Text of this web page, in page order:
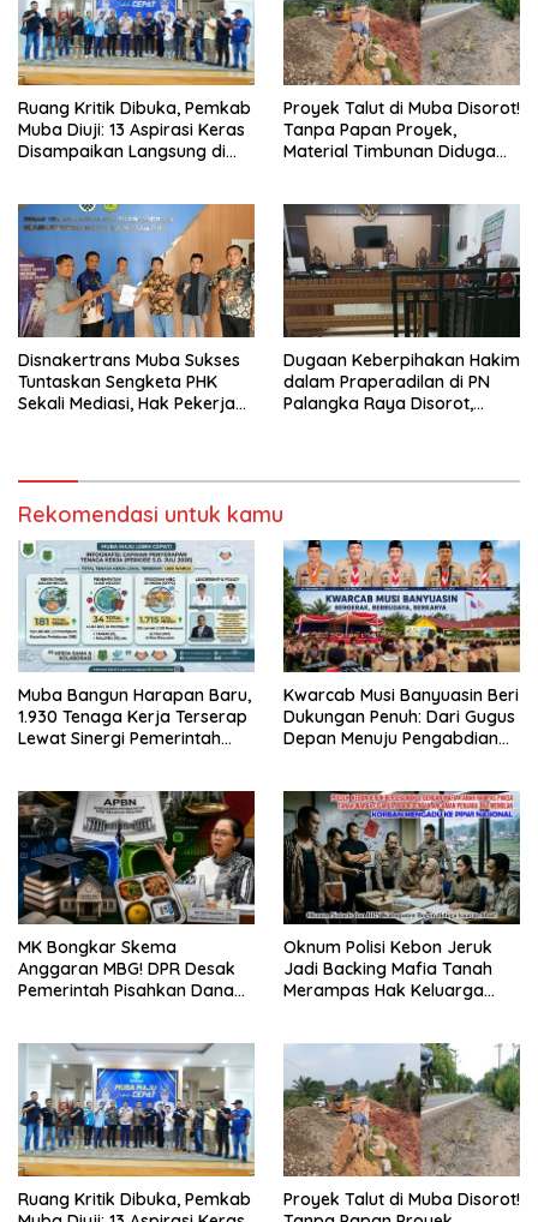
Ruang Kritik Dibuka, Pemkab
Muba Diuji: 13 Aspirasi Keras
Disampaikan Langsung di
Proyek Talut di Muba Disorot!
Tanpa Papan Proyek,
Material Timbunan Diduga
Disnakertrans Muba Sukses
Tuntaskan Sengketa PHK
Sekali Mediasi, Hak Pekerja
Dugaan Keberpihakan Hakim
dalam Praperadilan di PN
Palangka Raya Disorot,
Rekomendasi untuk kamu
Muba Bangun Harapan Baru,
1.930 Tenaga Kerja Terserap
Lewat Sinergi Pemerintah
Kwarcab Musi Banyuasin Beri
Dukungan Penuh: Dari Gugus
Depan Menuju Pengabdian
Emas Masuk TNI-Polri
MK Bongkar Skema
Anggaran MBG! DPR Desak
Pemerintah Pisahkan Dana
Oknum Polisi Kebon Jeruk
Jadi Backing Mafia Tanah
Merampas Hak Keluarga
Ruang Kritik Dibuka, Pemkab
Proyek Talut di Muba Disorot!